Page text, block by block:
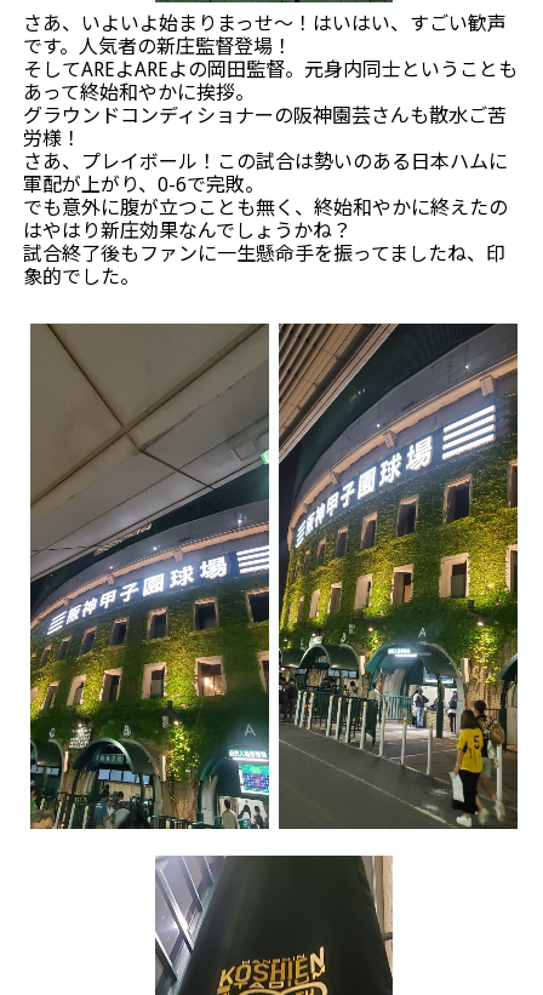
さあ、いよいよ始まりまっせ～！はいはい、すごい歓声
です。人気者の新庄監督登場！
そしてAREよAREよの岡田監督。元身内同士ということも
あって終始和やかに挨拶。
グラウンドコンディショナーの阪神園芸さんも散水ご苦
労様！
さあ、プレイボール！この試合は勢いのある日本ハムに
軍配が上がり、0-6で完敗。
でも意外に腹が立つことも無く、終始和やかに終えたの
はやはり新庄効果なんでしょうかね？
試合終了後もファンに一生懸命手を振ってましたね、印
象的でした。